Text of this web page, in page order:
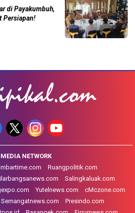
di Payakumbuh,
Persiapan!
MEDIA NETWORK
Ruangpolitik.com
Salingkaluak.com
Yutelnews.com
cMczone.com
Semangatnews.com
Presindo.com